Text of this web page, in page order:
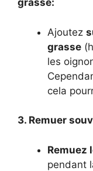
grasse:
Ajoutez
grasse
les
cela
3. Remuer
Remuez
pendant